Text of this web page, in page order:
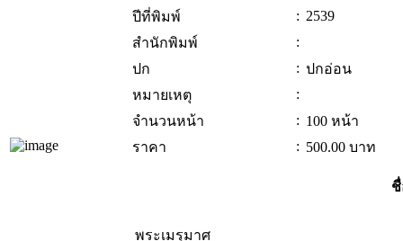
ปีที่พิมพ์
: 2539
สำนักพิมพ์
:
ปก
: ปกอ่อน
หมายเหตุ
:
จำนวนหน้า
: 100 หน้า
ราคา
: 500.00 บาท
ชื่
พระเมรุมาศ